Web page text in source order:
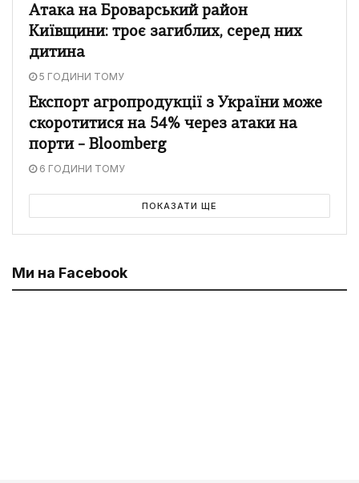
Атака на Броварський район
Київщини: троє загиблих, серед них
дитина
5 ГОДИНИ ТОМУ
Експорт агропродукції з України може
скоротитися на 54% через атаки на
порти – Bloomberg
6 ГОДИНИ ТОМУ
ПОКАЗАТИ ЩЕ
Ми на Facebook